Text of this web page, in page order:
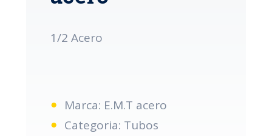
1/2 Acero
Marca: E.M.T acero
Categoria: Tubos